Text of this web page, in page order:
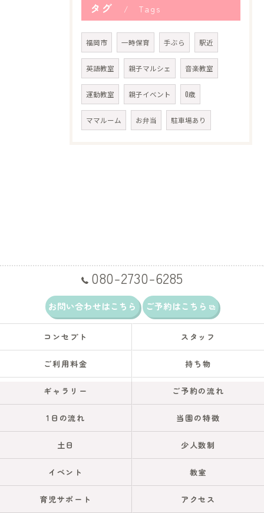
タグ Tags
福岡市 一時保育 手ぶら 駅近
英語教室 親子マルシェ 音楽教室
運動教室 親子イベント 0歳
ママルーム お弁当 駐車場あり
080-2730-6285
お問い合わせはこちら ご予約はこちら
コンセプト スタッフ
ご利用料金 持ち物
ギャラリー ご予約の流れ
1日の流れ 当園の特徴
土日 少人数制
イベント 教室
育児サポート アクセス